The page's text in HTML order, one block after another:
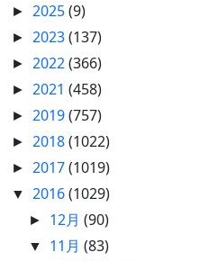
► 2025(9)
► 2023(137)
► 2022(366)
► 2021 (458)
► 2019(757)
► 2018(1022)
► 2017(1019)
▼ 2016(1029)
► 12月(90)
▼ 11月(83)